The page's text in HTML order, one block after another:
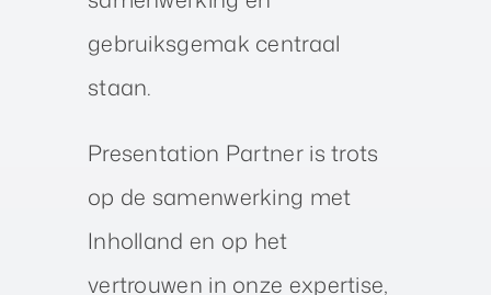
gebruiksgemak centraal
staan.
Presentation Partner is trots
op de samenwerking met
Inholland en op het
vertrouwen in onze expertise,